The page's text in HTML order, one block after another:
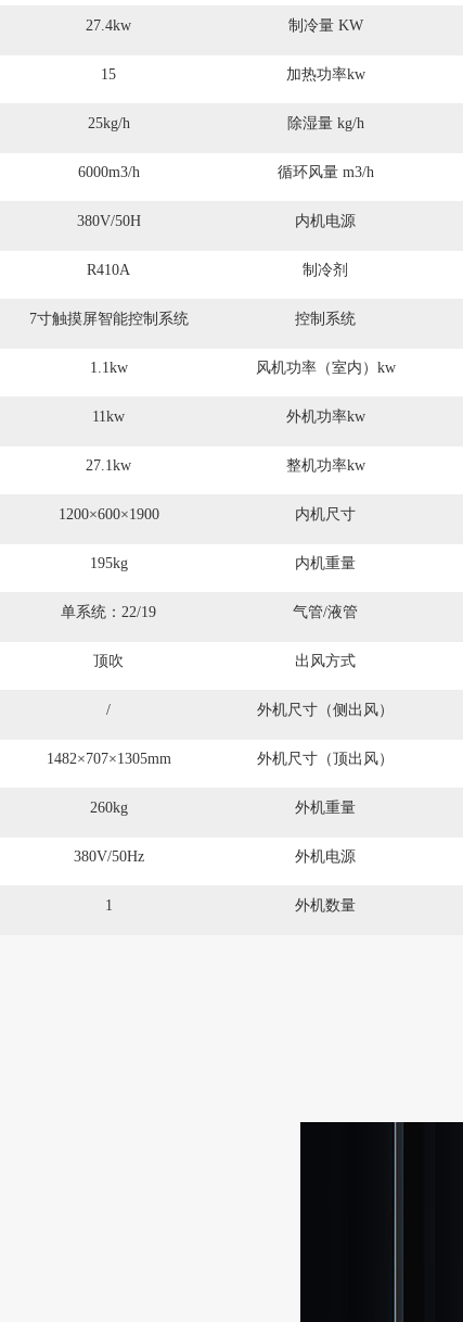
27.4kw
15
25kg/h
6000m3/h
380V/50H
R410A
7寸触摸屏智能控制系统
1.1kw
11kw
27.1kw
1200×600×1900
195kg
单系统：22/19
顶吹
/
1482×707×1305mm
260kg
380V/50Hz
1
制冷量 KW
加热功率kw
除湿量 kg/h
循环风量 m3/h
内机电源
制冷剂
控制系统
风机功率（室内）kw
外机功率kw
整机功率kw
内机尺寸
内机重量
气管/液管
出风方式
外机尺寸（侧出风）
外机尺寸（顶出风）
外机重量
外机电源
外机数量